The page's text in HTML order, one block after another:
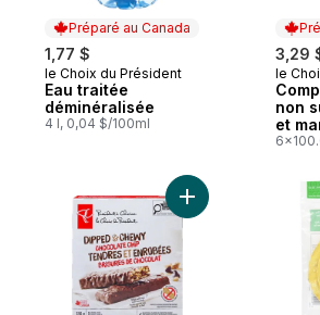
Préparé au Canada
1,77 $
Préparé au Canada
le Choix du Président
Eau traitée
déminéralisée
4 l, 0,04 $/100ml
3,29
le
non
et
Ajouter Barres